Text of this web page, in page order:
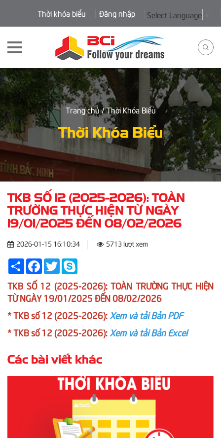
Thời khóa biểu Đăng nhập Select Language
Trang chủ/ Thời Khóa Biểu
Thời Khóa Biểu
TKB SỐ 12 (2025-2026): TOÀN
TRƯỜNG THỰC HIỆN TỪ NGÀY
19/01/2025 ĐẾN 08/02/2026
2026-01-15 16:10:34 5713 lượt xem
ShareFacebook
Twitter
TKB SỐ 12 (2025-2026): TOÀN TRƯỜNG THỰC HIỆN
TỪ NGÀY 19/01/2025 ĐẾN 08/02/2026
* TKB số 12 (2025-2026): Xem và tải Bản PDF
* TKB số 12 (2025-2026): Xem và tải Bản Excel
Các bài viết khác